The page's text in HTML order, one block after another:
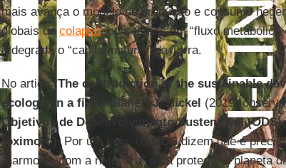
mais avança o modelo de produção e consumo
globais decolapso, pois temos um “fluxo
e degrada o “capital natural” da Terra.
No artigo “The contradiction of the sustainable
ecology on a finite planet”J. Hickel (2019)
Objetivos de Desenvolvimento Sustentável (ODS)
(oximoro)
. Por um lado, os ODSdizem que é
“harmonia com a natureza” para proteger o planeta